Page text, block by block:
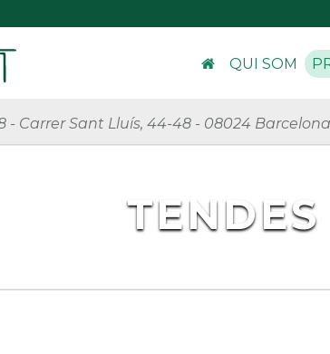
QUI SOM
- Carrer Sant Lluís, 44-48 - 08024 Barcelona
TENDES